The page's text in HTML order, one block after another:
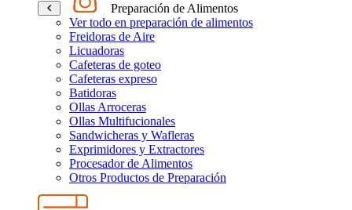
Preparación de Alimentos
Ver todo en preparación de alimentos
Freidoras de Aire
Licuadoras
Cafeteras de goteo
Cafeteras expreso
Batidoras
Ollas Arroceras
Ollas Multifucionales
Sandwicheras y Wafleras
Exprimidores y Extractores
Procesador de Alimentos
Otros Productos de Preparación